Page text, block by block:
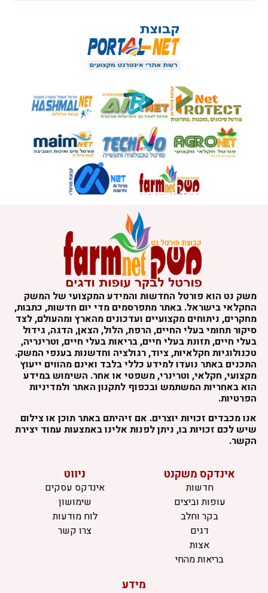
משק נט הוא פורטל החדשות והמידע המקצועי של המשק
החקלאי בישראל. באתר מתפרסמים מדי יום חדשות, כתבות,
מחקרים, ניתוחים מקצועיים ועדכונים מהארץ ומהעולם, לצד
סיקור תחומי בעלי החיים, הרפת, הלול, הצאן, הדגה, גידול
בעלי חיים, תזונת בעלי חיים, בריאות בעלי חיים, וטרינריה,
טכנולוגיות חקלאיות, ציוד, רגולציה וחדשנות בענפי המשק.
התכנים באתר נועדו למידע כללי בלבד ואינם מהווים ייעוץ
מקצועי, חקלאי, וטרינרי, משפטי או אחר. השימוש במידע
הוא באחריות המשתמש ובכפוף לתקנון האתר ולמדיניות
הפרטיות.
אנו מכבדים זכויות יוצרים. אם זיהיתם באתר תוכן או צילום
שיש לכם זכויות בו, ניתן לפנות אלינו באמצעות עמוד יצירת
הקשר.
אינדקס משקנט
חדשות
עופות וביצים
בקר וחלב
דגים
אצות
בריאות מהחי
ניווט
אינדקס עסקים
שימושון
לוח מודעות
צרו קשר
מידע